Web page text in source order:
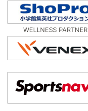
WELLNESS PARTNER